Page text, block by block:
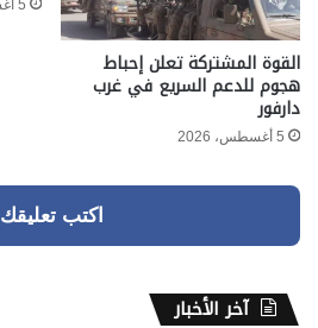
القوة المشتركة تعلن إحباط
هجوم للدعم السريع في غرب
دارفور
5 أغسطس، 2026
5 أغسطس، 2026
اكتب تعليقك
آخر الأخبار